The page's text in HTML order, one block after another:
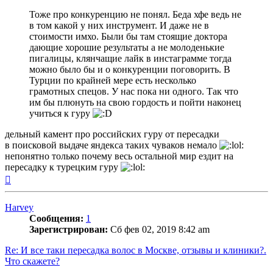
Тоже про конкуренцию не понял. Беда хфе ведь не
в том какой у них инструмент. И даже не в
стоимости имхо. Были бы там стоящие доктора
дающие хорошие результаты а не молоденькие
пигалицы, клянчащие лайк в инстаграмме тогда
можно было бы и о конкуренции поговорить. В
Турции по крайней мере есть несколько
грамотных спецов. У нас пока ни одного. Так что
им бы плюнуть на свою гордость и пойти наконец
учиться к гуру
дельный камент про российских гуру от пересадки
в поисковой выдаче яндекса таких чуваков немало
непонятно только почему весь остальной мир ездит на
пересадку к турецким гуру
Harvey
Сообщения: 1
Зарегистрирован: Сб фев 02, 2019 8:42 am
Re: И все таки пересадка волос в Москве, отзывы и клиники?.
Что скажете?